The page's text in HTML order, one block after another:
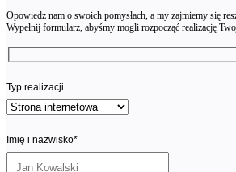
Opowiedz nam o swoich pomysłach, a my zajmiemy się
Wypełnij formularz, abyśmy mogli rozpocząć realizację
Typ realizacji
Imię i nazwisko*